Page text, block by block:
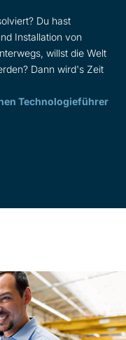
Du hast
Installation von
willst die Welt
Dann wird's Zeit
Technologieführer